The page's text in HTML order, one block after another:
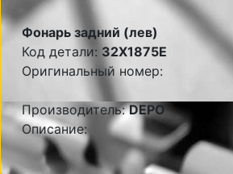
Фонарь задний (лев)
Код детали: 32X1875E
Оригинальный номер:
Производитель:DEPO
Описание: